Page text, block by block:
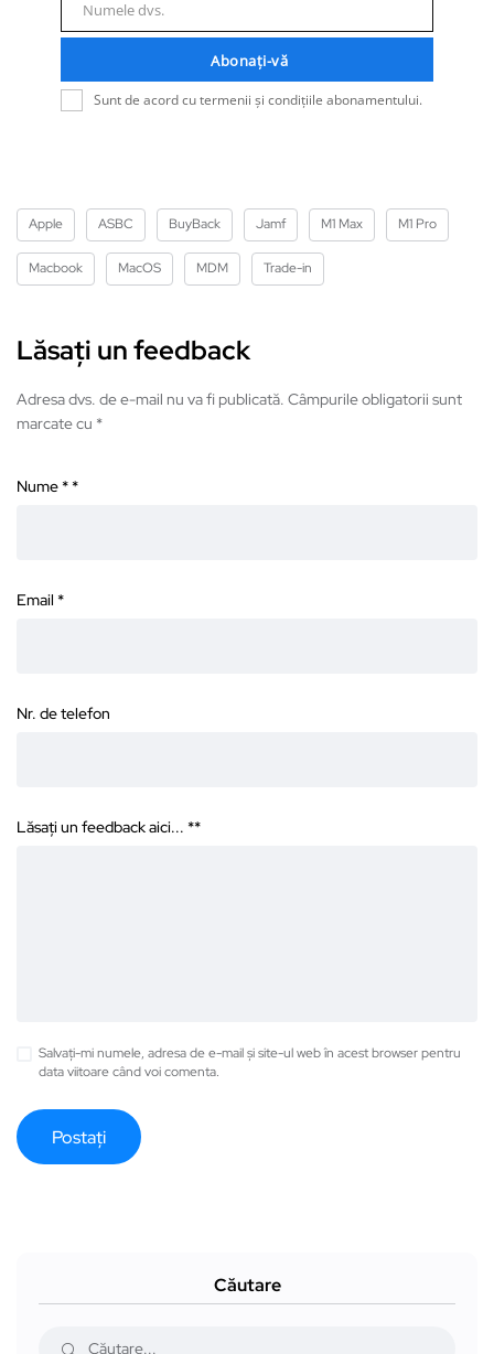
mail
Nume
Numele dvs.
Abonați-vă
Sunt de acord cu termenii și condițiile abonamentului.
Apple ASBC BuyBack Jamf M1 Max M1 Pro
Macbook MacOS MDM Trade-in
Lăsați un feedback
Adresa dvs. de e-mail nu va fi publicată. Câmpurile obligatorii sunt
marcate cu *
Nume * *
Email *
Nr. de telefon
Lăsați un feedback aici... **
Salvați-mi numele, adresa de e-mail și site-ul web în acest browser pentru
data viitoare când voi comenta.
Căutare